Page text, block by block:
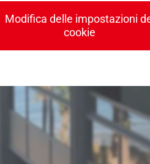
Modifica delle impostazioni
cookie